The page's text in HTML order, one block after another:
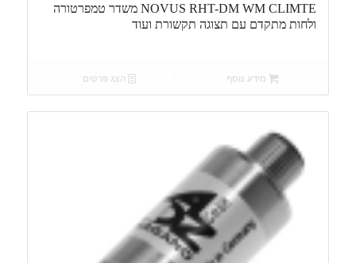
NOVUS RHT-DM WM CLIMTE משדר טמפרטורה
ולחות מתקדם עם תצוגה תקשורת ועוד
מידע נוסף הצג פרטים